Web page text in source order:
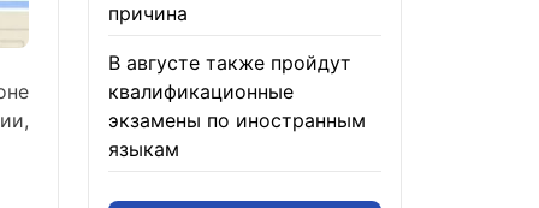
причина
В августе также пройдут
квалификационные
экзамены по иностранным
языкам